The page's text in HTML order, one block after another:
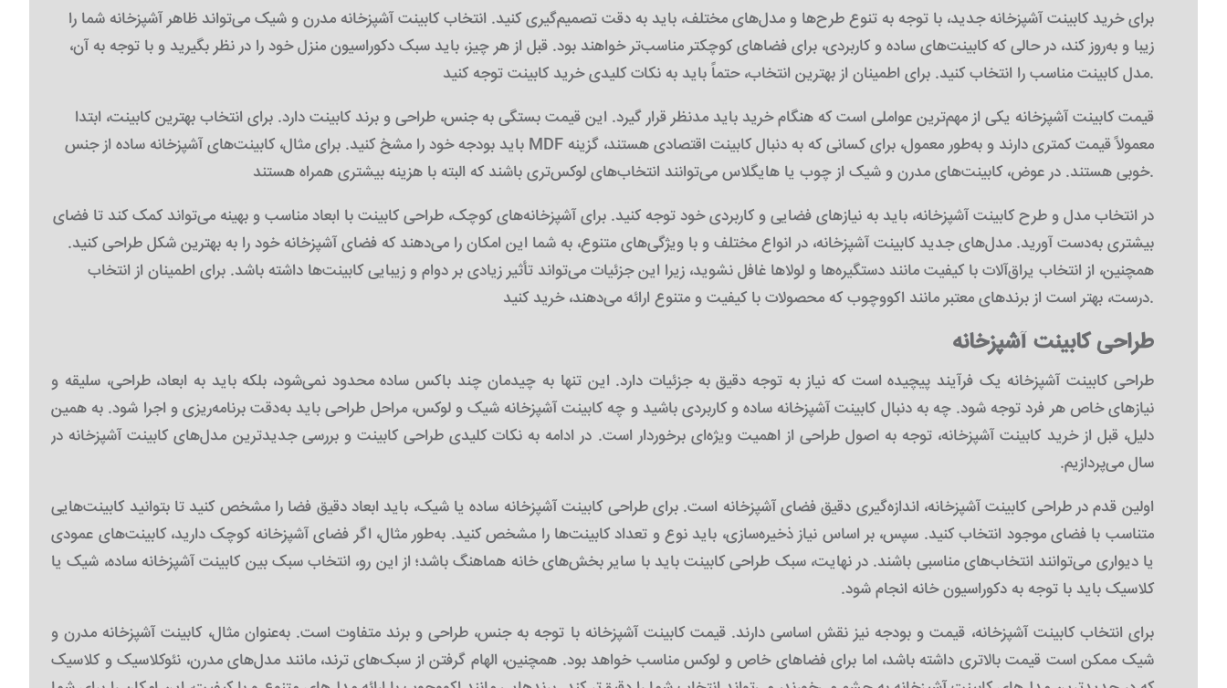
برای خرید کابینت آشپزخانه جدید، با توجه به تنوع طرح‌ها و مدل‌های مختلف، باید به دقت تصمیم‌گیری کنید. انتخاب کابینت آشپزخانه مدرن و شیک می‌تواند ظاهر آشپزخانه شما را
زیبا و به‌روز کند، در حالی که کابینت‌های ساده و کاربردی، برای فضاهای کوچکتر مناسب‌تر خواهند بود. قبل از هر چیز، باید سبک دکوراسیون منزل خود را در نظر بگیرید و با توجه به آن،
مدل کابینت مناسب را انتخاب کنید. برای اطمینان از بهترین انتخاب، حتماً باید به نکات کلیدی خرید کابینت توجه کنید.
قیمت کابینت آشپزخانه یکی از مهم‌ترین عواملی است که هنگام خرید باید مدنظر قرار گیرد. این قیمت بستگی به جنس، طراحی و برند کابینت دارد. برای انتخاب بهترین کابینت، ابتدا
باید بودجه خود را مشخ کنید. برای مثال، کابینت‌های آشپزخانه ساده از جنس MDF معمولاً قیمت کمتری دارند و به‌طور معمول، برای کسانی که به دنبال کابینت اقتصادی هستند، گزینه
خوبی هستند. در عوض، کابینت‌های مدرن و شیک از چوب یا هایگلاس می‌توانند انتخاب‌های لوکس‌تری باشند که البته با هزینه بیشتری همراه هستند.
در انتخاب مدل و طرح کابینت آشپزخانه، باید به نیازهای فضایی و کاربردی خود توجه کنید. برای آشپزخانه‌های کوچک، طراحی کابینت با ابعاد مناسب و بهینه می‌تواند کمک کند تا فضای
بیشتری به‌دست آورید. مدل‌های جدید کابینت آشپزخانه، در انواع مختلف و با ویژگی‌های متنوع، به شما این امکان را می‌دهند که فضای آشپزخانه خود را به بهترین شکل طراحی کنید.
همچنین، از انتخاب یراق‌آلات با کیفیت مانند دستگیره‌ها و لولاها غافل نشوید، زیرا این جزئیات می‌تواند تأثیر زیادی بر دوام و زیبایی کابینت‌ها داشته باشد. برای اطمینان از انتخاب
درست، بهتر است از برندهای معتبر مانند اکووچوب که محصولات با کیفیت و متنوع ارائه می‌دهند، خرید کنید.
طراحی کابینت آشپزخانه
طراحی کابینت آشپزخانه یک فرآیند پیچیده است که نیاز به توجه دقیق به جزئیات دارد. این تنها به چیدمان چند باکس ساده محدود نمی‌شود، بلکه باید به ابعاد، طراحی، سلیقه و
نیازهای خاص هر فرد توجه شود. چه به دنبال کابینت آشپزخانه ساده و کاربردی باشید و چه کابینت آشپزخانه شیک و لوکس، مراحل طراحی باید به‌دقت برنامه‌ریزی و اجرا شود. به همین
دلیل، قبل از خرید کابینت آشپزخانه، توجه به اصول طراحی از اهمیت ویژه‌ای برخوردار است. در ادامه به نکات کلیدی طراحی کابینت و بررسی جدیدترین مدل‌های کابینت آشپزخانه در
سال می‌پردازیم.
اولین قدم در طراحی کابینت آشپزخانه، اندازه‌گیری دقیق فضای آشپزخانه است. برای طراحی کابینت آشپزخانه ساده یا شیک، باید ابعاد دقیق فضا را مشخص کنید تا بتوانید کابینت‌هایی
متناسب با فضای موجود انتخاب کنید. سپس، بر اساس نیاز ذخیره‌سازی، باید نوع و تعداد کابینت‌ها را مشخص کنید. به‌طور مثال، اگر فضای آشپزخانه کوچک دارید، کابینت‌های عمودی
یا دیواری می‌توانند انتخاب‌های مناسبی باشند. در نهایت، سبک طراحی کابینت باید با سایر بخش‌های خانه هماهنگ باشد؛ از این رو، انتخاب سبک بین کابینت آشپزخانه ساده، شیک یا
کلاسیک باید با توجه به دکوراسیون خانه انجام شود.
برای انتخاب کابینت آشپزخانه، قیمت و بودجه نیز نقش اساسی دارند. قیمت کابینت آشپزخانه با توجه به جنس، طراحی و برند متفاوت است. به‌عنوان مثال، کابینت آشپزخانه مدرن و
شیک ممکن است قیمت بالاتری داشته باشد، اما برای فضاهای خاص و لوکس مناسب خواهد بود. همچنین، الهام گرفتن از سبک‌های ترند، مانند مدل‌های مدرن، نئوکلاسیک و کلاسیک